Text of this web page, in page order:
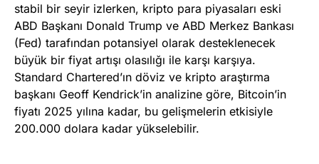
stabil bir seyir izlerken, kripto para piyasaları eski
ABD Başkanı Donald Trump ve ABD Merkez Bankası
(Fed) tarafından potansiyel olarak desteklenecek
büyük bir fiyat artışı olasılığı ile karşı karşıya.
Standard Chartered’ın döviz ve kripto araştırma
başkanı Geoff Kendrick’in analizine göre, Bitcoin’in
fiyatı 2025 yılına kadar, bu gelişmelerin etkisiyle
200.000 dolara kadar yükselebilir.